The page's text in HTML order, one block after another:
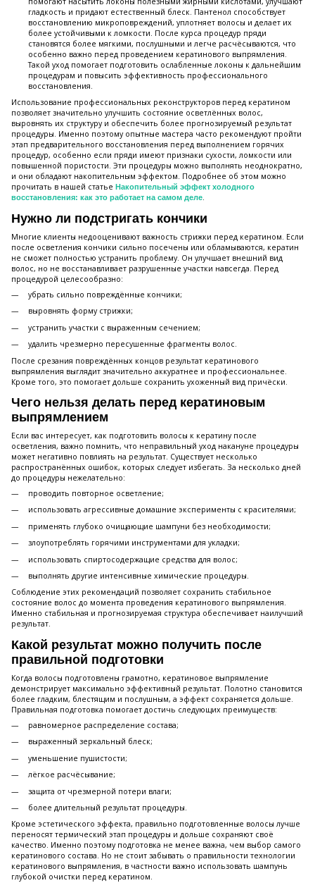
гладкость и придают естественный блеск. Пантенол способствует
восстановлению микроповреждений, уплотняет волосы и делает их
более устойчивыми к ломкости. После курса процедур пряди
становятся более мягкими, послушными и легче расчёсываются, что
особенно важно перед проведением кератинового выпрямления.
Такой уход помогает подготовить ослабленные локоны к дальнейшим
процедурам и повысить эффективность профессионального
восстановления.
Использование профессиональных реконструкторов перед кератином
позволяет значительно улучшить состояние осветлённых волос,
выровнять их структуру и обеспечить более прогнозируемый результат
процедуры. Именно поэтому опытные мастера часто рекомендуют пройти
этап предварительного восстановления перед выполнением горячих
процедур, особенно если пряди имеют признаки сухости, ломкости или
повышенной пористости. Эти процедуры можно выполнять неоднократно,
и они обладают накопительным эффектом. Подробнее об этом можно
прочитать в нашей статье Накопительный эффект холодного
восстановления: как это работает на самом деле.
Нужно ли подстригать кончики
Многие клиенты недооценивают важность стрижки перед кератином. Если
после осветления кончики сильно посечены или обламываются, кератин
не сможет полностью устранить проблему. Он улучшает внешний вид
волос, но не восстанавливает разрушенные участки навсегда. Перед
процедурой целесообразно:
убрать сильно повреждённые кончики;
выровнять форму стрижки;
устранить участки с выраженным сечением;
удалить чрезмерно пересушенные фрагменты волос.
После срезания повреждённых концов результат кератинового
выпрямления выглядит значительно аккуратнее и профессиональнее.
Кроме того, это помогает дольше сохранить ухоженный вид причёски.
Чего нельзя делать перед кератиновым
выпрямлением
Если вас интересует, как подготовить волосы к кератину после
осветления, важно помнить, что неправильный уход накануне процедуры
может негативно повлиять на результат. Существует несколько
распространённых ошибок, которых следует избегать. За несколько дней
до процедуры нежелательно:
проводить повторное осветление;
использовать агрессивные домашние эксперименты с красителями;
применять глубоко очищающие шампуни без необходимости;
злоупотреблять горячими инструментами для укладки;
использовать спиртосодержащие средства для волос;
выполнять другие интенсивные химические процедуры.
Соблюдение этих рекомендаций позволяет сохранить стабильное
состояние волос до момента проведения кератинового выпрямления.
Именно стабильная и прогнозируемая структура обеспечивает наилучший
результат.
Какой результат можно получить после
правильной подготовки
Когда волосы подготовлены грамотно, кератиновое выпрямление
демонстрирует максимально эффективный результат. Полотно становится
более гладким, блестящим и послушным, а эффект сохраняется дольше.
Правильная подготовка помогает достичь следующих преимуществ:
равномерное распределение состава;
выраженный зеркальный блеск;
уменьшение пушистости;
лёгкое расчёсывание;
защита от чрезмерной потери влаги;
более длительный результат процедуры.
Кроме эстетического эффекта, правильно подготовленные волосы лучше
переносят термический этап процедуры и дольше сохраняют своё
качество. Именно поэтому подготовка не менее важна, чем выбор самого
кератинового состава. Но не стоит забывать о правильности технологии
кератинового выпрямления, в частности важно использовать шампунь
глубокой очистки перед кератином.